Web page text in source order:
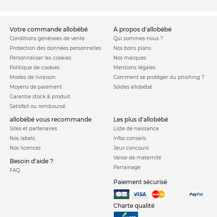
Chaque enfantpourra bénéficier d'une assise tout confort
et molletonnée
avec si besoin est, d 'un pare-soleil
'un habillage de pluie
. Une poussette triple permet
également de respecter les besoins des bébés si ils
souhaitent dormir sans être perturbés par trop de secousses
comme ils pourraient le ressentir si ils étaient dans
un porte-bébé
par exemple. C'est également
personnes s'occupant de bébés de pouvoir les promener à
pied sans les porter durant plusieurs minutes voir plusieurs
heures.
Tout l'équipement nécessaire pour le bien être de
La nacelle sera ainsi propice aux nouveaux-nés
assise allongée afin de préserver le sommeil de bébé. Les
sièges quant à eux sont rembourrés et possèdent un
votre commande allobébé
Conditions générales de vente
Protection des données personnelles
Personnaliser les cookies
Politique de cookies
Modes de livraison
Moyens de paiement
Garantie stock & produit
Satisfait ou remboursé
à propos d'allobébé
Qui sommes-nous ?
Nos bons plans
Nos marques
Mentions légales
Comment se protéger du phishing ?
Soldes allobébé
allobébé vous recommande
Sites et partenaires
Nos labels
Nos licences
Besoin d'aide ?
FAQ
les plus d'allobébé
Liste de naissance
Infos conseils
Jeux concours
Valise de maternité
Parrainage
Paiement sécurisé
Charte qualité